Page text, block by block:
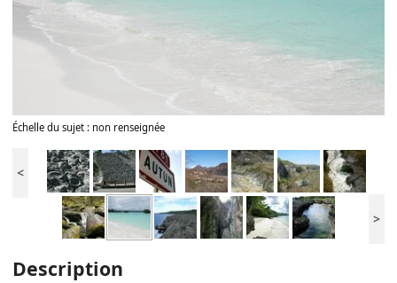
Échelle du sujet : non renseignée
<
>
Description